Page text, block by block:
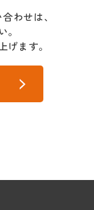
わせは、
ます。